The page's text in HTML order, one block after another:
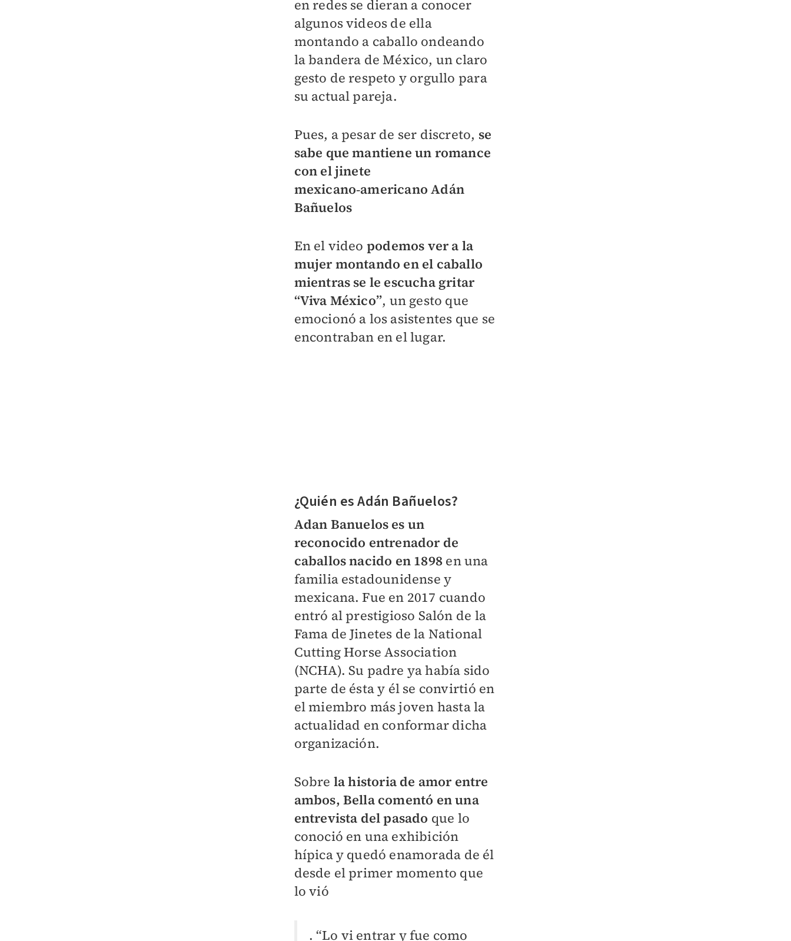
en redes se dieran a conocer
algunos videos de ella
montando a caballo ondeando
la bandera de México, un claro
gesto de respeto y orgullo para
su actual pareja.
Pues, a pesar de ser discreto, se
sabe que mantiene un romance
con el jinete
mexicano‑americano Adán
Bañuelos
En el video podemos ver a la
mujer montando en el caballo
mientras se le escucha gritar
“Viva México”, un gesto que
emocionó a los asistentes que se
encontraban en el lugar.
¿Quién es Adán Bañuelos?
Adan Banuelos es un
reconocido entrenador de
caballos nacido en 1898 en una
familia estadounidense y
mexicana. Fue en 2017 cuando
entró al prestigioso Salón de la
Fama de Jinetes de la National
Cutting Horse Association
(NCHA). Su padre ya había sido
parte de ésta y él se convirtió en
el miembro más joven hasta la
actualidad en conformar dicha
organización.
Sobre la historia de amor entre
ambos, Bella comentó en una
entrevista del pasado que lo
conoció en una exhibición
hípica y quedó enamorada de él
desde el primer momento que
lo vió
. “Lo vi entrar y fue como